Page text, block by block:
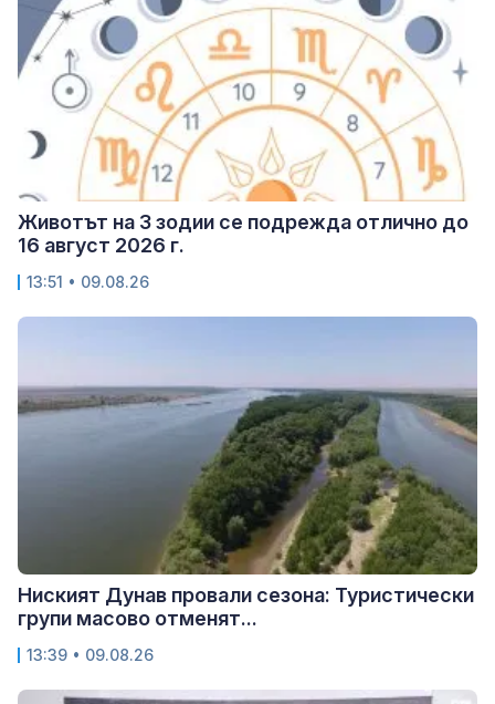
Животът на 3 зодии се подрежда отлично до
16 август 2026 г.
13:51 • 09.08.26
Ниският Дунав провали сезона: Туристически
групи масово отменят...
13:39 • 09.08.26